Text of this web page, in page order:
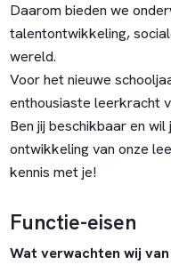
Daarom bieden we
talentontwikkeling,
wereld.
Voor het nieuwe
enthousiaste leerkracht
Ben jij beschikbaar en
ontwikkeling van onze
kennis met je!
Functie-eisen
Wat verwachten wij